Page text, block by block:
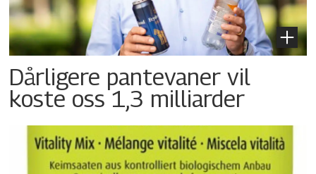
Dårligere pantevaner vil
koste oss 1,3 milliarder